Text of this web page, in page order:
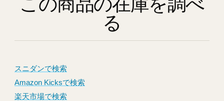
る
スニダンで検索
Amazon Kicksで検索
楽天市場で検索